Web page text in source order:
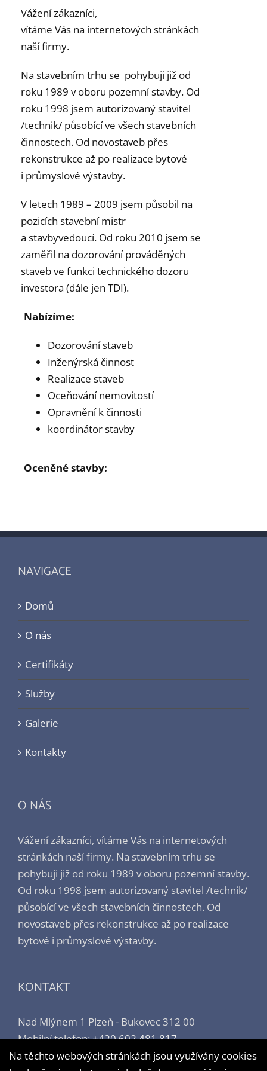
Vážení zákazníci,
vítáme Vás na internetových stránkách
naší firmy.
Na stavebním trhu se pohybuji již od
roku 1989 v oboru pozemní stavby. Od
roku 1998 jsem autorizovaný stavitel
/technik/ působící ve všech stavebních
činnostech. Od novostaveb přes
rekonstrukce až po realizace bytové
i průmyslové výstavby.
V letech 1989 – 2009 jsem působil na
pozicích stavební mistr
a stavbyvedoucí. Od roku 2010 jsem se
zaměřil na dozorování prováděných
staveb ve funkci technického dozoru
investora (dále jen TDI).
Nabízíme:
Dozorování staveb
Inženýrská činnost
Realizace staveb
Oceňování nemovitostí
Opravnění k činnosti
koordinátor stavby
Oceněné stavby:
NAVIGACE
Domů
O nás
Certifikáty
Služby
Galerie
Kontakty
O NÁS
Vážení zákazníci, vítáme Vás na internetových
stránkách naší firmy. Na stavebním trhu se
pohybuji již od roku 1989 v oboru pozemní stavby.
Od roku 1998 jsem autorizovaný stavitel /technik/
působící ve všech stavebních činnostech. Od
novostaveb přes rekonstrukce až po realizace
bytové i průmyslové výstavby.
KONTAKT
Nad Mlýnem 1 Plzeň - Bukovec 312 00
Mobilní telefon:+420 602 481 817
Email:hirman@engline.cz
Na těchto webových stránkách jsou využívány cookies